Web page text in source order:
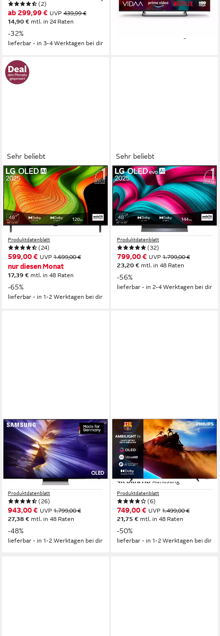
(2)
ab 299,99 € UVP 439,99 €
14,90 € mtl. in 24 Raten
-32%
lieferbar - in 3-4 Werktagen bei dir
ab 389,95 € UVP479,95 €
19,37 €mtl. in 24 Raten
Sehr beliebt
LG
OLED48B59LA OLED-
Fernseher
121 cm/48 Zoll Diagonale
OLED
Bildschirmtechnologie
4K Ultra HD Auflösung
Produktdatenblatt
(24)
599,00 € UVP 1.699,00 €
nur diesen Monat
17,39 € mtl. in 48 Raten
-65%
lieferbar - in 1-2 Werktagen bei dir
Sehr beliebt
LG
OLED48C5ELB OLED-
Fernseher
121 cm/48 Zoll Diagonale
OLED evo Bildschirmtechnologie
4K Ultra HD Auflösung
Produktdatenblatt
(32)
799,00 € UVP 1.799,00 €
23,20 € mtl. in 48 Raten
-56%
lieferbar - in 2-4 Werktagen bei dir
SAMSUNG
GQ48S90FAE OLED-
Fernseher
120 cm/48 Zoll Diagonale
OLED
Bildschirmtechnologie
4K Ultra HD Auflösung
Produktdatenblatt
(26)
943,00 € UVP 1.799,00 €
27,38 € mtl. in 48 Raten
-48%
lieferbar - in 1-2 Werktagen bei dir
PHILIPS
48OLED760/12 OLED-
Fernseher
121 cm/48 Zoll
Diagonale
OLED
Bildschirmtechnologie
4K Ultra HD Auflösung
Produktdatenblatt
(6)
749,00 € UVP 1.499,00 €
21,75 € mtl. in 48 Raten
-50%
lieferbar - in 1-2 Werktagen bei dir